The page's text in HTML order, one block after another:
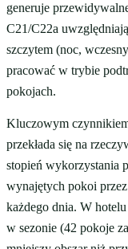
generuje
C21/C22a
szczytem (noc,
pracować w trybie
pokojach.
Kluczowym
przekłada się na
stopień wykorzystania
wynajętych pokoi
każdego dnia. W
w sezonie (42 pokoje